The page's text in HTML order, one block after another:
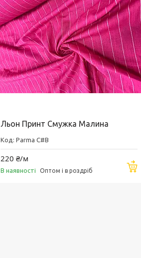
Льон Принт Смужка Малина
Parma C#B
220 ₴/м
В наявності Оптом і в роздріб